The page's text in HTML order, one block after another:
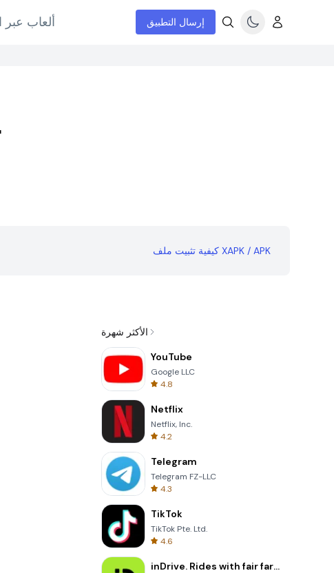
ألعاب عبر إرسال التطبيق
كيفية تثبيت ملف XAPK / APK
الأكثر شهرة
YouTube
Google LLC
4.8
Netflix
Netflix, Inc.
4.2
Telegram
Telegram FZ-LLC
4.3
TikTok
TikTok Pte. Ltd.
4.6
inDrive. Rides with fair fares